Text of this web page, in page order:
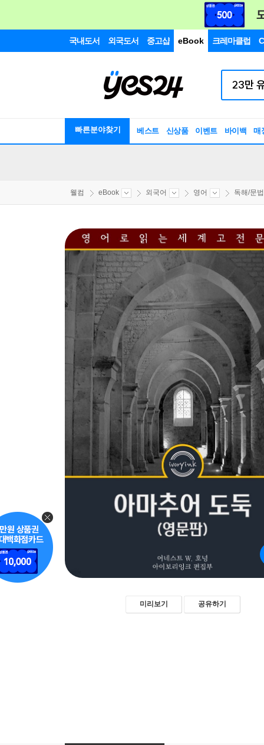
국내도서 외국도서 중고샵 eBook 크레마클럽
빠른분야찾기 베스트 신상품 이벤트 바이백 매
웰컴 eBook 외국어 영어 독해/문
미리보기 공유하기